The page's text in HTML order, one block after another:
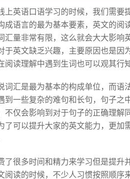
上英语口语学习的时候，我们需要
成语言的最为基本要素，英文的阅
汇量非常有限，这么就会大大影响
于英文缺乏兴趣，主要原因也是因
阅读理解中遇到生词也可以观其行
词汇是最为基本的构成单位，而语
到一些复杂的难句和长句，句子之
不仅会影响到对于句子的正确理解
了可以提升大家的英文能力，更加
了很多时间和精力来学习但是提升
阅读的时候，不少人习惯按照顺序